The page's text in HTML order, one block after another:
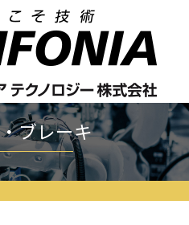
ブシリーズ JC JC-0.6
ブレーキ